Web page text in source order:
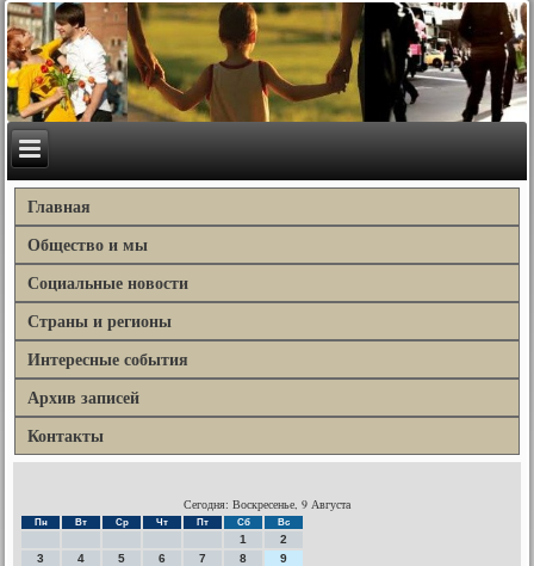
Главная
Общество и мы
Социальные новости
Страны и регионы
Интересные события
Архив записей
Контакты
Сегодня: Воскресенье, 9 Августа
Пн Вт Ср Чт Пт Сб Вс
1
2
3
4 5 6 7 8
9